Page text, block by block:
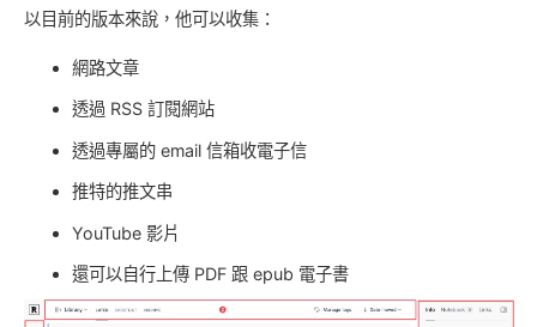
以目前的版本來說，他可以收集：
網路文章
透過 RSS 訂閱網站
透過專屬的 email 信箱收電子信
推特的推文串
YouTube 影片
還可以自行上傳 PDF 跟 epub 電子書